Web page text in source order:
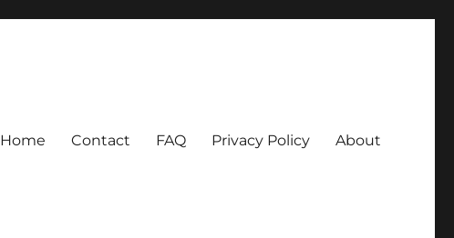
Home Contact FAQ Privacy Policy About